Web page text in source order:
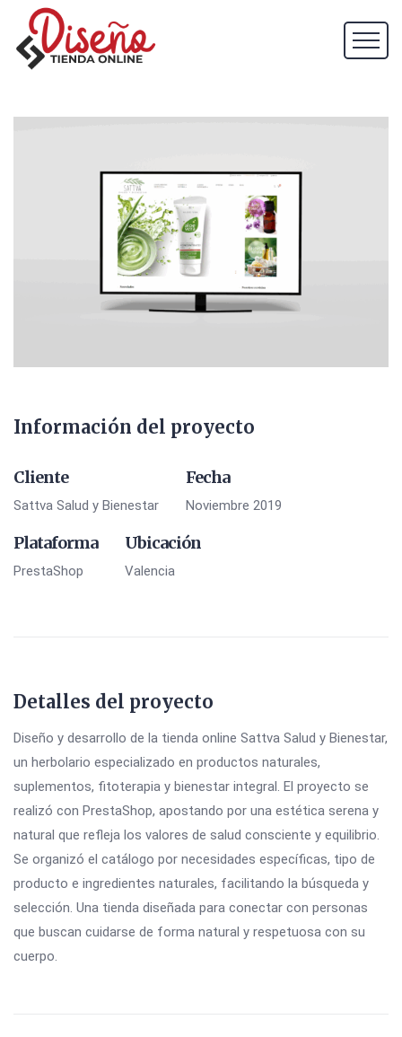
Información del proyecto
Cliente
Sattva Salud y Bienestar
Fecha
Noviembre 2019
Plataforma
PrestaShop
Ubicación
Valencia
Detalles del proyecto
Diseño y desarrollo de la tienda online Sattva Salud y Bienestar,
un herbolario especializado en productos naturales,
suplementos, fitoterapia y bienestar integral. El proyecto se
realizó con PrestaShop, apostando por una estética serena y
natural que refleja los valores de salud consciente y equilibrio.
Se organizó el catálogo por necesidades específicas, tipo de
producto e ingredientes naturales, facilitando la búsqueda y
selección. Una tienda diseñada para conectar con personas
que buscan cuidarse de forma natural y respetuosa con su
cuerpo.